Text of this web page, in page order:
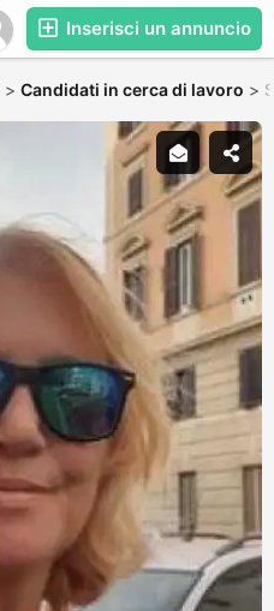
Inserisci un annuncio
> Candidati in cerca di lavoro >